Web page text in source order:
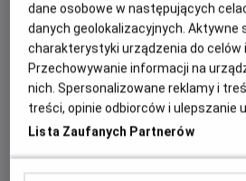
OPIS FILMU
Christopher Nolan, który nakręcił
"Interstellar" oraz "Oppenheimer"
boi się żadnego gatunku
opowiadajacym historię powstania
dane osobowe w następujących
danych geolokalizacyjnych. Aktywne
charakterystyki urządzenia do celów
Przechowywanie informacji na
nich. Spersonalizowane reklamy i
treści, opinie odbiorców i ulepszanie
Lista Zaufanych Partnerów